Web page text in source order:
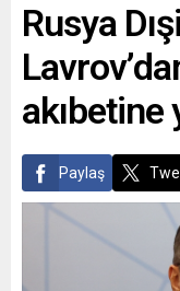
Rusya
akıbetine
Paylaş